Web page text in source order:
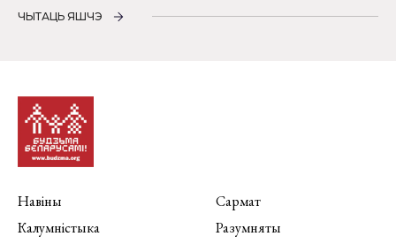
ЧЫТАЦЬ ЯШЧЭ
Навіны
Калумністыка
Сармат
Разумняты